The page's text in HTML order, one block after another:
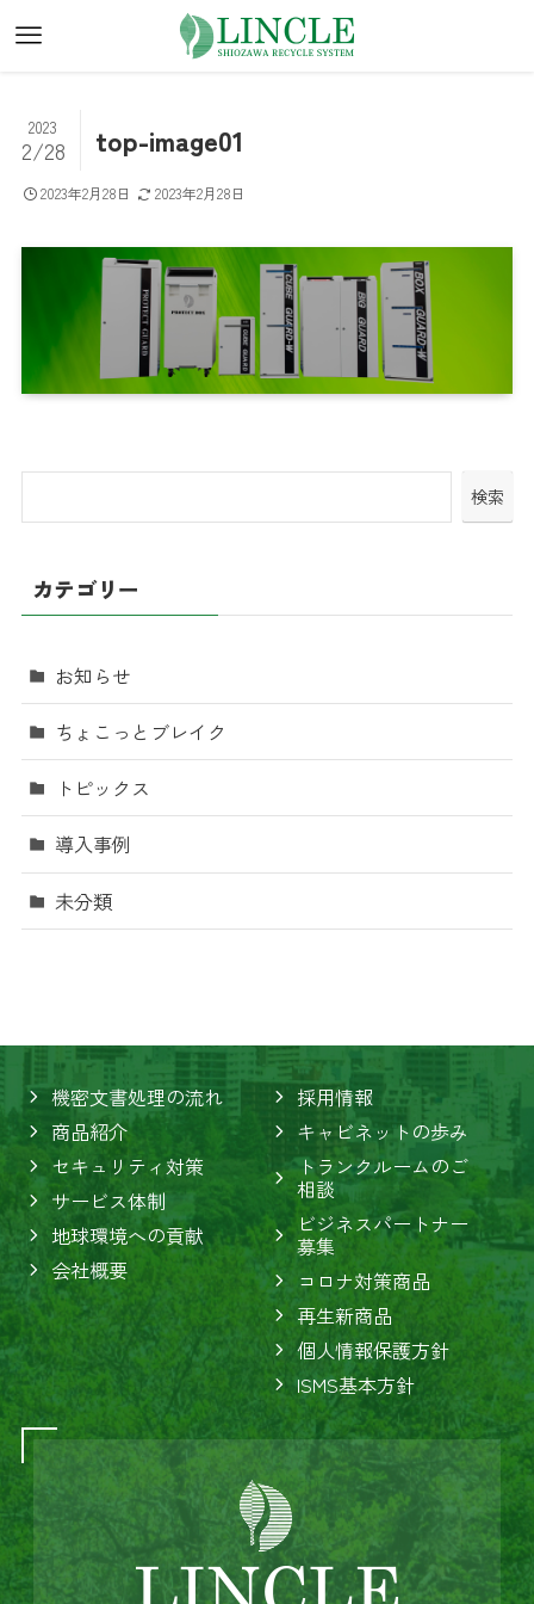
top-image01
2023
2/28
2023年2月28日 2023年2月28日
検索
カテゴリー
お知らせ
ちょこっとブレイク
トピックス
導入事例
未分類
機密文書処理の流れ
商品紹介
セキュリティ対策
サービス体制
地球環境への貢献
会社概要
採用情報
キャビネットの歩み
トランクルームのご
相談
ビジネスパートナー
募集
コロナ対策商品
再生新商品
個人情報保護方針
ISMS基本方針